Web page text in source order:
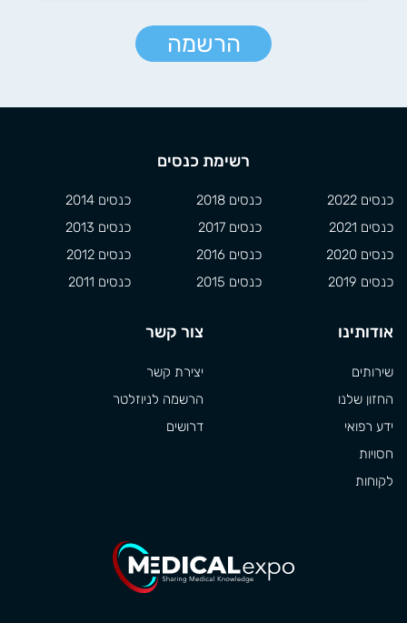
הרשמה
רשימת כנסים
כנסים 2022
כנסים 2021
כנסים 2020
כנסים 2019
כנסים 2018
כנסים 2017
כנסים 2016
כנסים 2015
כנסים 2014
כנסים 2013
כנסים 2012
כנסים 2011
אודותינו
שירותים
החזון שלנו
ידע רפואי
חסויות
לקוחות
צור קשר
יצירת קשר
הרשמה לניוזלטר
דרושים